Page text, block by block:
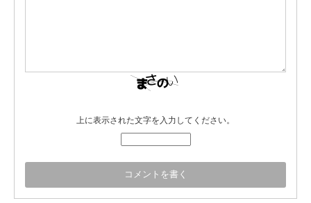
上に表示された文字を入力してください。